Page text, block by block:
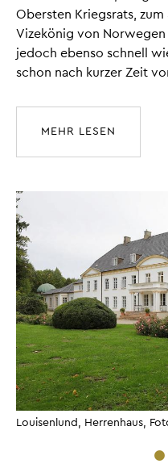
Obersten Kriegsrats,
Vizekönig von
jedoch ebenso schnell
schon nach kurzer Zeit
MEHR LESEN
Louisenlund, Herrenhaus,